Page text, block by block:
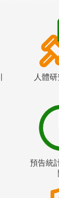
人體
預告統